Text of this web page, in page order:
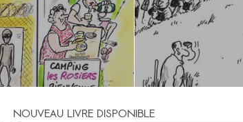
NOUVEAU LIVRE DISPONIBLE